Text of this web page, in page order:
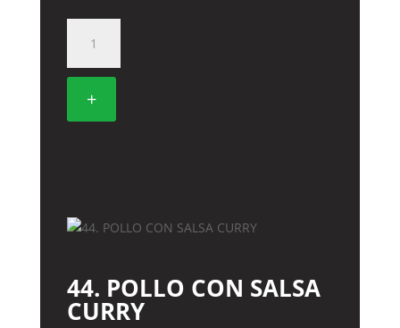
CHOP
SUEY
POLLO
+
44. POLLO CON SALSA
CURRY